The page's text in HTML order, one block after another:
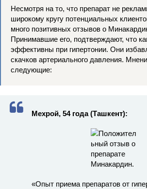
Несмотря на то, что препарат не
широкому кругу потенциальных
много позитивных отзывов о
Принимавшие его, подтверждают, что
эффективны при гипертонии. Они
скачков артериального давления.
следующие:
Мехрой, 54 года (Ташкент):
«Опыт приема препаратов от